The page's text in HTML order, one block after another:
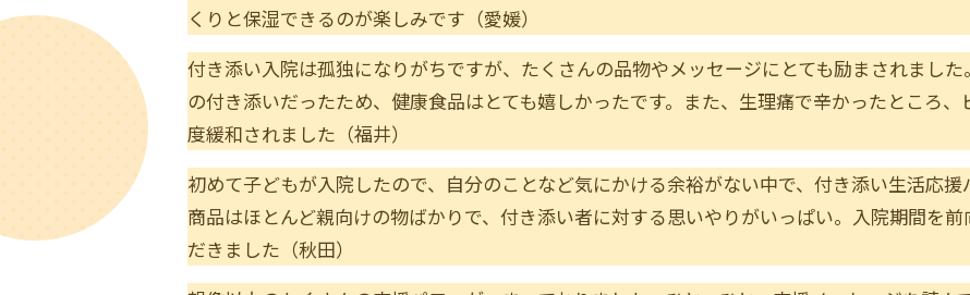
くりと保湿できるのが楽しみです（愛媛）
付き添い入院は孤独になりがちですが、たくさんの品物やメッセージにとても励まされまし
の付き添いだったため、健康食品はとても嬉しかったです。また、生理痛で辛かったところ
度緩和されました（福井）
初めて子どもが入院したので、自分のことなど気にかける余裕がない中で、付き添い生活応
商品はほとんど親向けの物ばかりで、付き添い者に対する思いやりがいっぱい。入院期間を
だきました（秋田）